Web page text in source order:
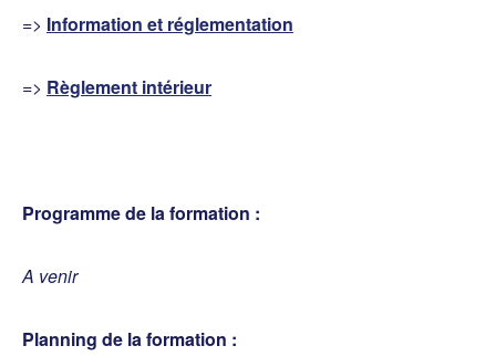
=> Information et réglementation
=> Règlement intérieur
Programme de la formation :
A venir
Planning de la formation :